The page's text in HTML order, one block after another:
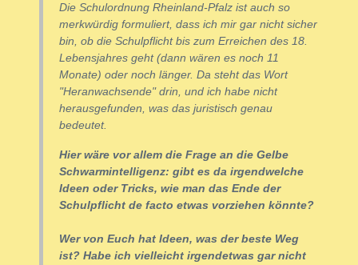
Die Schulordnung Rheinland-Pfalz ist auch so
merkwürdig formuliert, dass ich mir gar nicht sicher
bin, ob die Schulpflicht bis zum Erreichen des 18.
Lebensjahres geht (dann wären es noch 11
Monate) oder noch länger. Da steht das Wort
"Heranwachsende" drin, und ich habe nicht
herausgefunden, was das juristisch genau
bedeutet.
Hier wäre vor allem die Frage an die Gelbe
Schwarmintelligenz: gibt es da irgendwelche
Ideen oder Tricks, wie man das Ende der
Schulpflicht de facto etwas vorziehen könnte?
Wer von Euch hat Ideen, was der beste Weg
ist? Habe ich vielleicht irgendetwas gar nicht